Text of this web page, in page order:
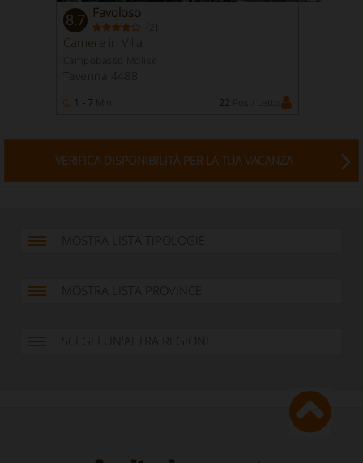
8.7 Favoloso
(2 )
Camere in Villa
Campobasso Molise
Tavenna 4488
1 - 7 Min 22 Posti Letto
VERIFICA DISPONIBILITÀ PER LA TUA VACANZA
MOSTRA LISTA TIPOLOGIE
MOSTRA LISTA PROVINCE
SCEGLI UN'ALTRA REGIONE